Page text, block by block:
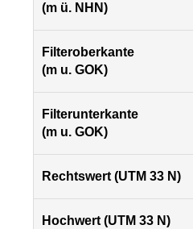
(m ü. NHN)
Filteroberkante
(m u. GOK)
Filterunterkante
(m u. GOK)
Rechtswert (UTM 33 N)
Hochwert (UTM 33 N)